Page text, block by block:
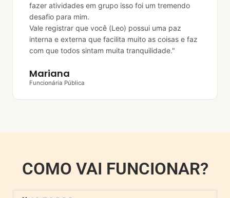
fazer atividades em grupo isso foi um tremendo
desafio para mim.
Vale registrar que você (Leo) possui uma paz
interna e externa que facilita muito as coisas e faz
com que todos sintam muita tranquilidade."
Mariana
Funcionária Pública
COMO VAI FUNCIONAR?